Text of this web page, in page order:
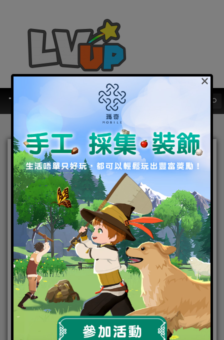
『事前登錄』超爽快，橫向
射擊可愛新作！Android 版
《Elbrisa》確實上市日期
2015-08-26|Android,IOS,事前登錄 手機遊戲 Android,
IOS,事前登錄, 手機遊戲
×